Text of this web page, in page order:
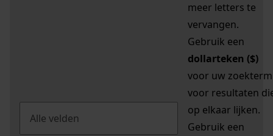
meer letters te
vervangen.
Gebruik een
dollarteken ($)
voor uw zoekterm
voor resultaten
op elkaar lijken.
Gebruik een